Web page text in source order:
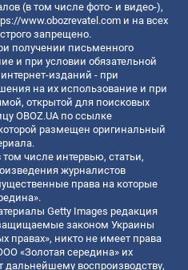
(в том числе фото- и видео-),
www.obozrevatel.com и на всех
запрещено.
получении письменного
и при условии обязательной
изданий - при
на их использование и при
открытой для поисковых
OBOZ.UA по ссылке
размещен оригинальный
числе интервью, статьи,
журналистов
права на которые
Getty Images редакция
законом Украины
правах», никто не имеет права
«Золотая середина» их
дальнейшему воспроизводству,